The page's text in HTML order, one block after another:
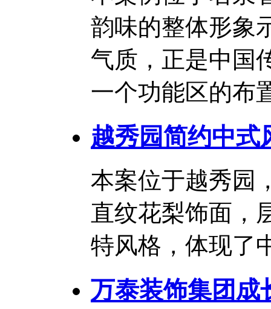
韵味的整体形象
气质，正是中国
一个功能区的布
越秀园简约中式
本案位于越秀园
直纹花梨饰面，
特风格，体现了
万泰装饰集团成